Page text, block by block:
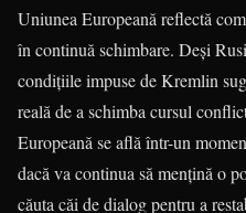
Uniunea Europeană reflectă
în continuă schimbare. Deși
condițiile impuse de Kremlin
reală de a schimba cursul
Europeană se află într-un
dacă va continua să mențină o
căuta căi de dialog pentru a